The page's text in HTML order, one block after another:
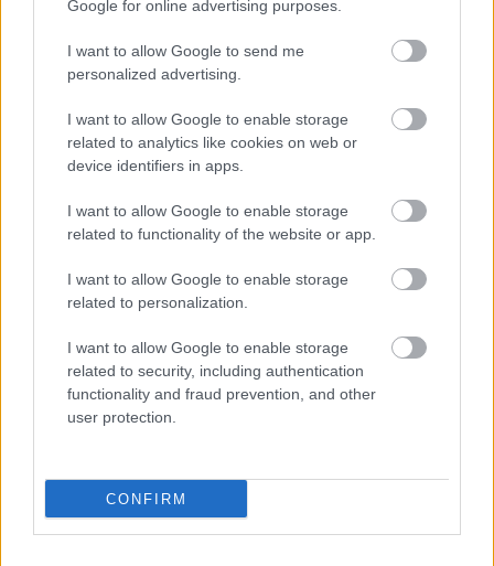
Google for online advertising purposes.
I want to allow Google to send me
personalized advertising.
I want to allow Google to enable storage
related to analytics like cookies on web or
device identifiers in apps.
I want to allow Google to enable storage
related to functionality of the website or app.
I want to allow Google to enable storage
related to personalization.
I want to allow Google to enable storage
related to security, including authentication
functionality and fraud prevention, and other
user protection.
CONFIRM
EGY REJTÉLYES MAGYAR FESTŐ PÁRIZSBAN
AZ EMBERSÉG ÜNNEPE
EGY VÁLOGATOTT TÁRSASÁGRA”